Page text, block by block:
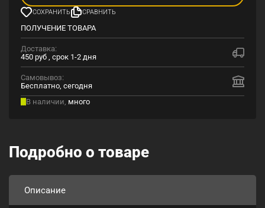
СОХРАНИТЬ СРАВНИТЬ
ПОЛУЧЕНИЕ ТОВАРА
Доставка:
450 руб , срок 1-2 дня
Самовывоз:
Бесплатно, сегодня
В наличии, много
Подробно о товаре
Описание